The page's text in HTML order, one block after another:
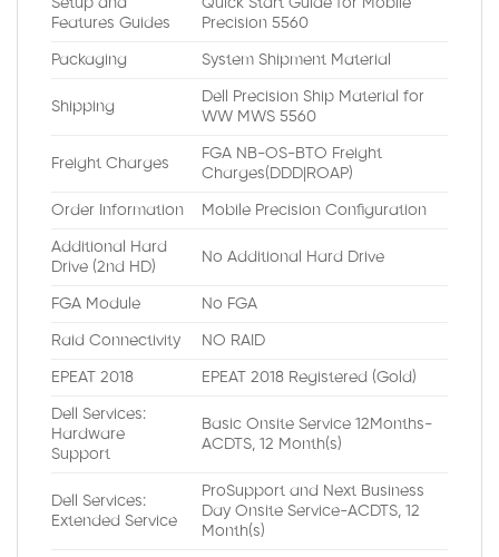
Features Guides
Precision 5560
Packaging System Shipment Material
Shipping
Dell Precision Ship Material for
WW MWS 5560
Freight Charges
FGA NB-OS-BTO Freight
Charges(DDD|ROAP)
Order Information Mobile Precision Configuration
Additional Hard
Drive (2nd HD)
No Additional Hard Drive
FGA Module No FGA
Raid Connectivity NO RAID
EPEAT 2018 EPEAT 2018 Registered (Gold)
Dell Services:
Hardware
Support
Basic Onsite Service 12Months-
ACDTS, 12 Month(s)
Dell Services:
Extended Service
ProSupport and Next Business
Day Onsite Service-ACDTS, 12
Month(s)